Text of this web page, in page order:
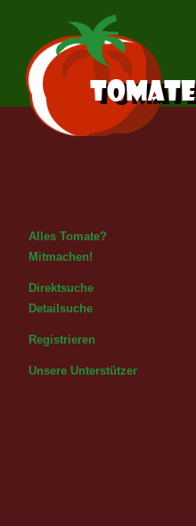
Alles Tomate?
Mitmachen!
Direktsuche
Detailsuche
Registrieren
Unsere Unterstützer